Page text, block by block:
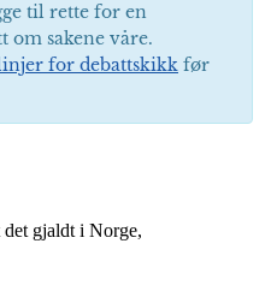
til rette for en
om sakene våre.
for debattskikk før